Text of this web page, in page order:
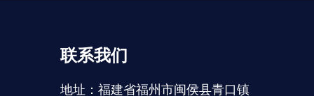
联系我们
地址：福建省福州市闽侯县青口镇